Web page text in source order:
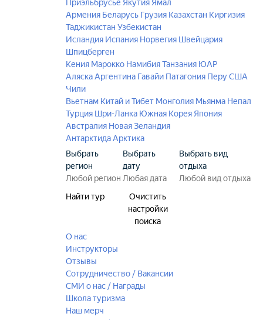
Приэльбрусье Якутия Ямал
Армения Беларусь Грузия Казахстан Киргизия
Таджикистан Узбекистан
Исландия Испания Норвегия Швейцария
Шпицберген
Кения Марокко НамибияТанзания ЮАР
АляскаАргентина Гавайи Патагония Перу США
Чили
Вьетнам Китай и Тибет Монголия Мьянма Непал
Турция Шри-Ланка Южная Корея Япония
Австралия Новая Зеландия
АнтарктидаАрктика
Выбрать
регион
Выбрать
дату
Выбрать вид
отдыха
Найти тур
Очистить
настройки
поиска
О нас
Инструкторы
Отзывы
Сотрудничество / Вакансии
СМИ о нас / Награды
Школа туризма
Наш мерч